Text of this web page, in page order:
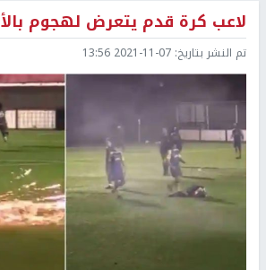
لاعب كرة قدم يتعرض لهجوم
تم النشر بتاريخ: 2021-11-07 13:56